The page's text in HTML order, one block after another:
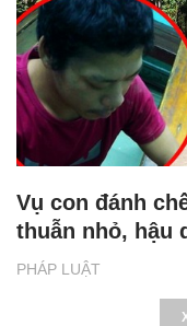
PHÁP LUẬT
Vụ con đánh
thuẫn nhỏ, hậu